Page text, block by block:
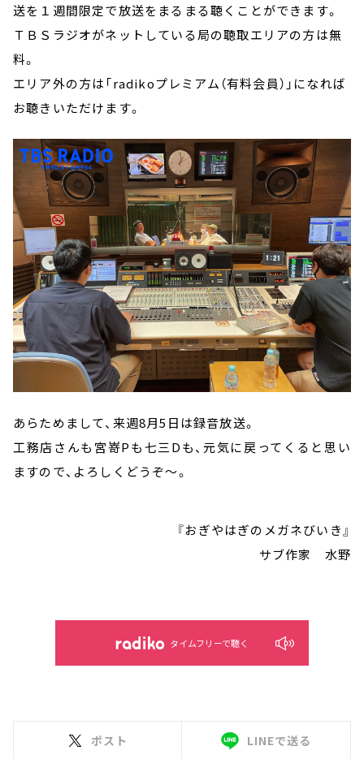
送を１週間限定で放送をまるまる聴くことができます。
ＴＢＳラジオがネットしている局の聴取エリアの方は無
料。
エリア外の方は「radikoプレミアム（有料会員）」になれば
お聴きいただけます。
あらためまして、来週8月5日は録音放送。
工務店さんも宮嵜Pも七三Dも、元気に戻ってくると思い
ますので、よろしくどうぞ～。
『おぎやはぎのメガネびいき』
サブ作家 水野
タイムフリーで聴く
ポスト LINEで送る